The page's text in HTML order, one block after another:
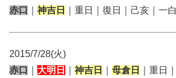
赤口
神吉日 ｜重日｜復日｜己亥｜一
2015/7/28(火)
赤口
大明日 神吉日 母倉日
｜重日